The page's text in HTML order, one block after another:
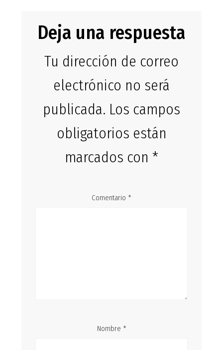
Deja una respuesta
Tu dirección de correo
electrónico no será
publicada. Los campos
obligatorios están
marcados con *
Comentario *
Nombre *